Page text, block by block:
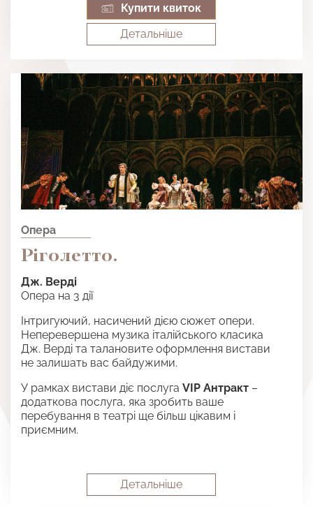
Купити квиток
Детальнiше
Опера
Ріголетто.
Дж. Верді
Опера на 3 дії
Інтригуючий, насичений дією сюжет опери.
Неперевершена музика італійського класика
Дж. Верді та талановите оформлення вистави
не залишать вас байдужими.
У рамках вистави діє послуга VIP Антракт –
додаткова послуга, яка зробить ваше
перебування в театрі ще більш цікавим і
приємним.
Детальнiше